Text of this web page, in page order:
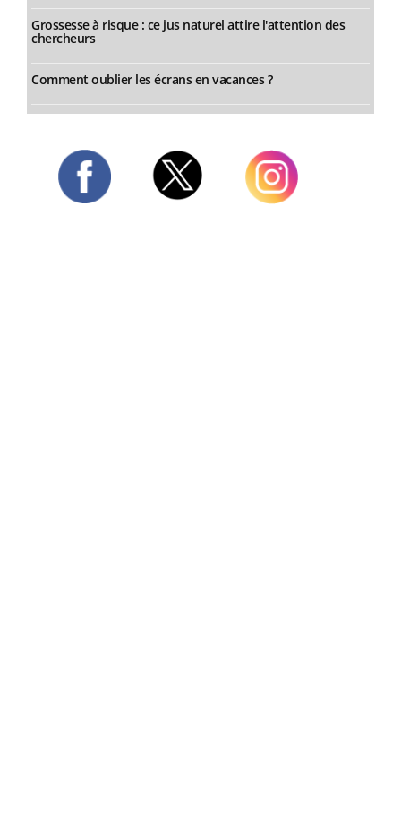
Grossesse à risque : ce jus naturel attire l'attention des
chercheurs
Comment oublier les écrans en vacances ?